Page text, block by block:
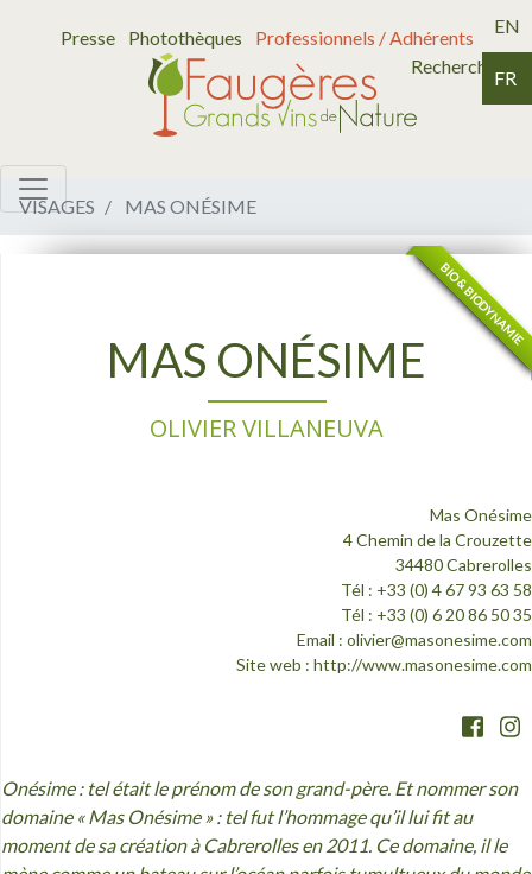
Presse Photothèques
Professionnels / Adhérents
Recherche
EN
FR
VISAGES MAS ONÉSIME
BIODYNAMIE
BIO
BIO & BIODYNAMIE
MAS ONÉSIME
OLIVIER VILLANEUVA
Mas Onésime
4 Chemin de la Crouzette
34480 Cabrerolles
Tél : +33 (0) 4 67 93 63 58
Tél : +33 (0) 6 20 86 50 35
Email : olivier@masonesime.com
Site web : http://www.masonesime.com
Onésime : tel était le prénom de son grand-père. Et nommer son
domaine « Mas Onésime » : tel fut l’hommage qu’il lui fit au
moment de sa création à Cabrerolles en 2011. Ce domaine, il le